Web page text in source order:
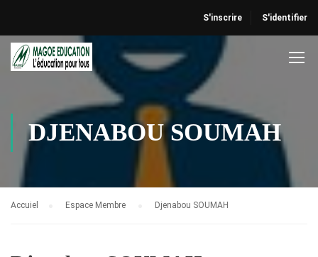
S'inscrire S'identifier
DJENABOU SOUMAH
Accuiel Espace Membre Djenabou SOUMAH